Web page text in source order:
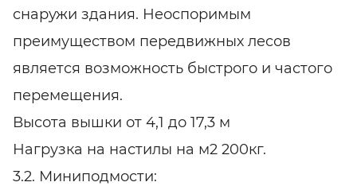
снаружи здания. Неоспоримым
преимуществом передвижных лесов
является возможность быстрого и частого
перемещения.
Высота вышки от 4,1 до 17,3 м
Нагрузка на настилы на м2 200кг.
3.2. Миниподмости: